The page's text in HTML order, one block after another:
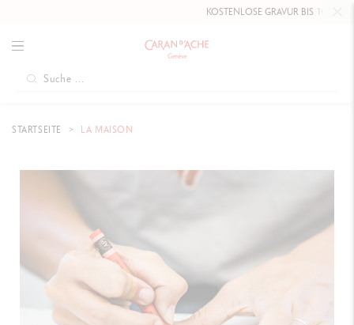
KOSTENLOSE GRAVUR BIS10. MAI 2026
STARTSEITE LA MAISON